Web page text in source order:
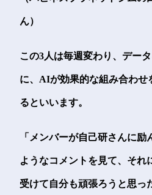
ん）
この3人は毎週変わり、デー
に、AIが効果的な組み合わせ
るといいます。
「メンバーが自己研さんに励
ようなコメントを見て、それ
受けて自分も頑張ろうと思っ